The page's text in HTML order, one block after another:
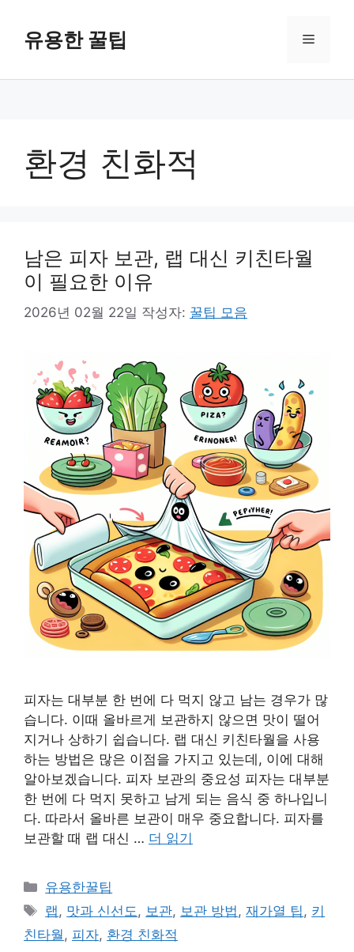
유용한 꿀팁 메
환경 친화적
남은 피자 보관, 랩 대신 키친타월
이 필요한 이유
2026년 02월 22일 작성자: 꿀팁 모음
피자는 대부분 한 번에 다 먹지 않고 남는 경우가 많
습니다. 이때 올바르게 보관하지 않으면 맛이 떨어
지거나 상하기 쉽습니다. 랩 대신 키친타월을 사용
하는 방법은 많은 이점을 가지고 있는데, 이에 대해
알아보겠습니다. 피자 보관의 중요성 피자는 대부분
한 번에 다 먹지 못하고 남게 되는 음식 중 하나입니
다. 따라서 올바른 보관이 매우 중요합니다. 피자를
보관할 때 랩 대신 … 더 읽기
카
테
고
리
유용한꿀팁
태
그
랩 , 맛과 신선도 , 보관, 보관 방법 ,재가열 팁 , 키
친타월 , 피자, 환경 친화적